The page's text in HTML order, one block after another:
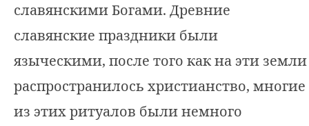
славянскими Богами. Древние
славянские праздники были
языческими, после того как на эти земли
распространилось христианство, многие
из этих ритуалов были немного